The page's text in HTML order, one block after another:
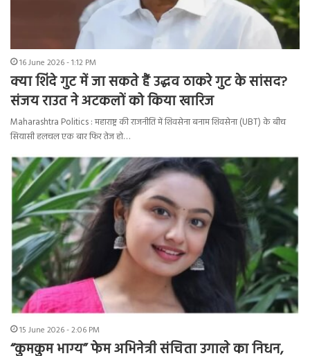
16 June 2026 - 1:12 PM
क्या शिंदे गुट में जा सकते हैं उद्धव ठाकरे गुट के सांसद?
संजय राउत ने अटकलों को किया खारिज
Maharashtra Politics : महाराष्ट्र की राजनीति में शिवसेना बनाम शिवसेना (UBT) के बीच
सियासी हलचल एक बार फिर तेज हो…
15 June 2026 - 2:06 PM
“कुमकुम भाग्य” फेम अभिनेत्री संचिता उगाले का निधन,